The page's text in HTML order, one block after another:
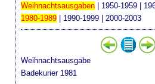
Weihnachtsausgaben | 1950-1959 |
1980-1989 | 1990-1999 | 2000-2003
Weihnachtsausgabe
Badekurier 1981